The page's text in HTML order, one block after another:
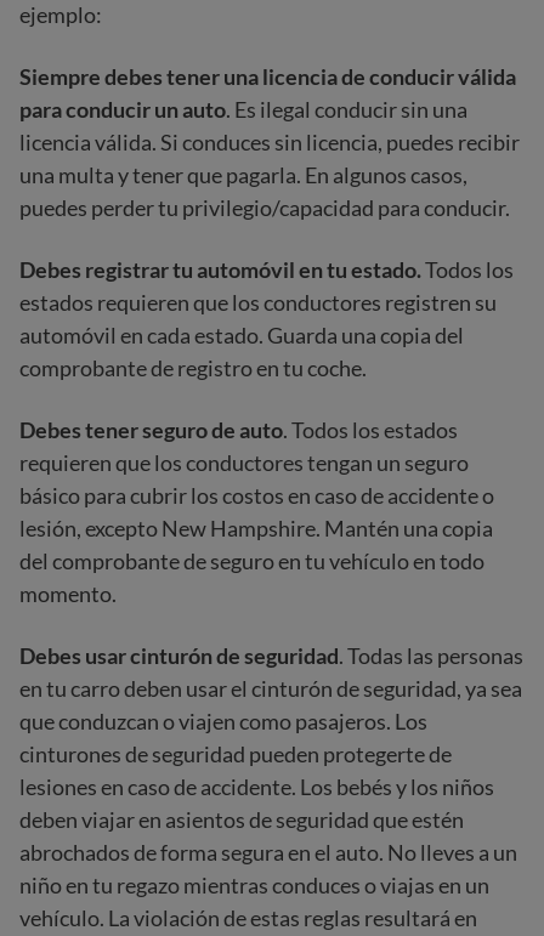
ejemplo:
Siempre debes tener una licencia de conducir válida
para conducir un auto. Es ilegal conducir sin una
licencia válida. Si conduces sin licencia, puedes recibir
una multa y tener que pagarla. En algunos casos,
puedes perder tu privilegio/capacidad para conducir.
Debes registrar tu automóvil en tu estado.Todos los
estados requieren que los conductores registren su
automóvil en cada estado. Guarda una copia del
comprobante de registro en tu coche.
Debes tener seguro de auto. Todos los estados
requieren que los conductores tengan un seguro
básico para cubrir los costos en caso de accidente o
lesión, excepto New Hampshire. Mantén una copia
del comprobante de seguro en tu vehículo en todo
momento.
Debes usar cinturón de seguridad. Todas las personas
en tu carro deben usar el cinturón de seguridad, ya sea
que conduzcan o viajen como pasajeros. Los
cinturones de seguridad pueden protegerte de
lesiones en caso de accidente. Los bebés y los niños
deben viajar en asientos de seguridad que estén
abrochados de forma segura en el auto. No lleves a un
niño en tu regazo mientras conduces o viajas en un
vehículo. La violación de estas reglas resultará en